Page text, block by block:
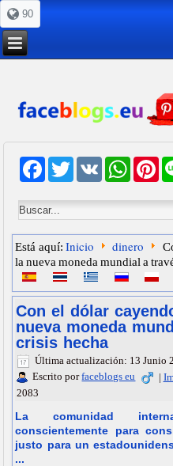
90
FacebookTwitterVK
Está aquí: Inicio dinero
la nueva moneda mundial a
Con el dólar
nueva moneda
crisis hecha
Última actualización: 13 Junio
Escrito porfaceblogs eu |
2083
La comunidad
conscientemente para
justo para un
...